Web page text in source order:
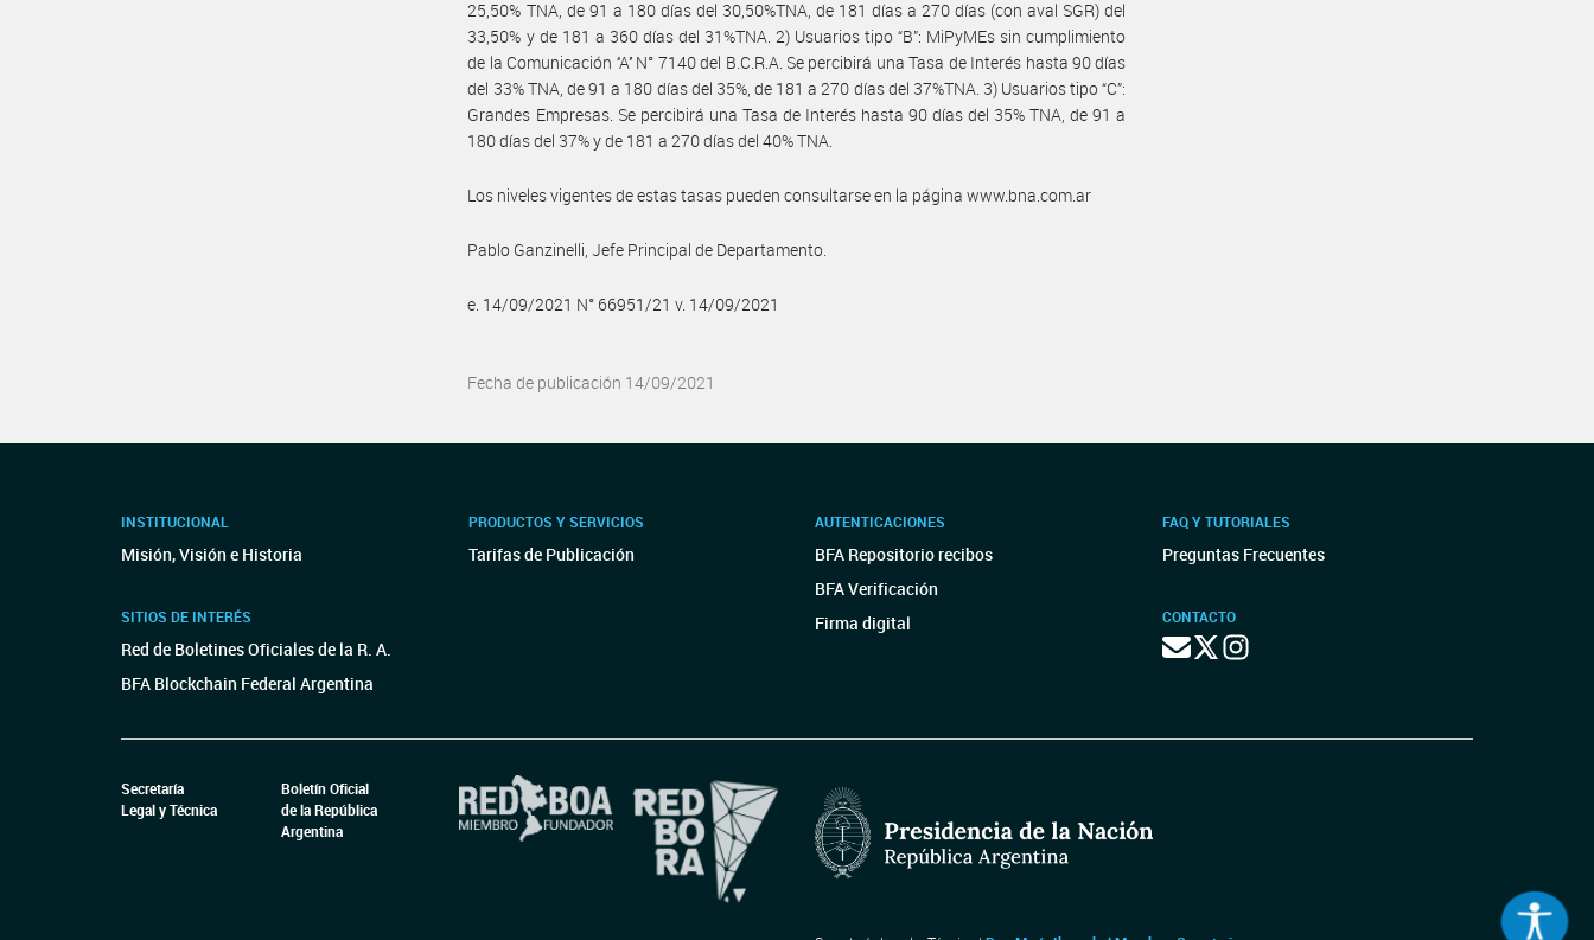
25,50% TNA, de 91 a 180 días del 30,50%TNA, de 181 días a 270 días (con aval SGR) del
33,50% y de 181 a 360 días del 31%TNA. 2) Usuarios tipo “B”: MiPyMEs sin cumplimiento
de la Comunicación ‘‘A’’ N° 7140 del B.C.R.A. Se percibirá una Tasa de Interés hasta 90 días
del 33% TNA, de 91 a 180 días del 35%, de 181 a 270 días del 37%TNA. 3) Usuarios tipo “C”:
Grandes Empresas. Se percibirá una Tasa de Interés hasta 90 días del 35% TNA, de 91 a
180 días del 37% y de 181 a 270 días del 40% TNA.
Los niveles vigentes de estas tasas pueden consultarse en la página www.bna.com.ar
Pablo Ganzinelli, Jefe Principal de Departamento.
e. 14/09/2021 N° 66951/21 v. 14/09/2021
Fecha de publicación 14/09/2021
INSTITUCIONAL
Misión, Visión e Historia
SITIOS DE INTERÉS
Red de Boletines Oficiales de la R. A.
BFA Blockchain Federal Argentina
PRODUCTOS Y SERVICIOS
Tarifas de Publicación
AUTENTICACIONES
BFA Repositorio recibos
BFA Verificación
Firma digital
FAQ Y TUTORIALES
Preguntas Frecuentes
CONTACTO
Secretaría
Legal y Técnica
Boletín Oficial
de la República
Argentina